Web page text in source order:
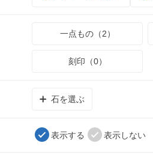
一点もの（2）
刻印（0）
石を選ぶ
表示する 表示しない